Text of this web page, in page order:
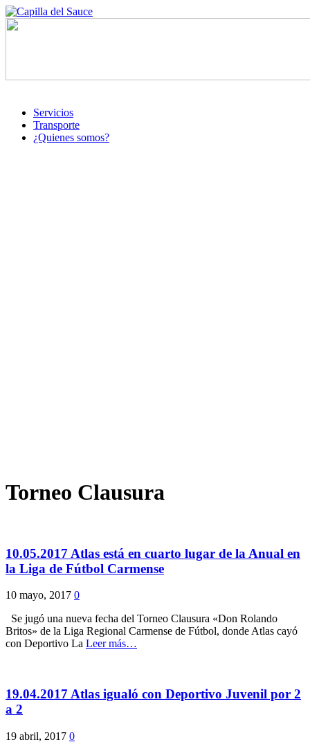
Servicios
Transporte
¿Quienes somos?
Torneo Clausura
10.05.2017 Atlas está en cuarto lugar de la Anual en
la Liga de Fútbol Carmense
10 mayo, 2017 0
Se jugó una nueva fecha del Torneo Clausura «Don Rolando
Britos» de la Liga Regional Carmense de Fútbol, donde Atlas cayó
con Deportivo La Leer más…
19.04.2017 Atlas igualó con Deportivo Juvenil por 2
a 2
19 abril, 2017 0